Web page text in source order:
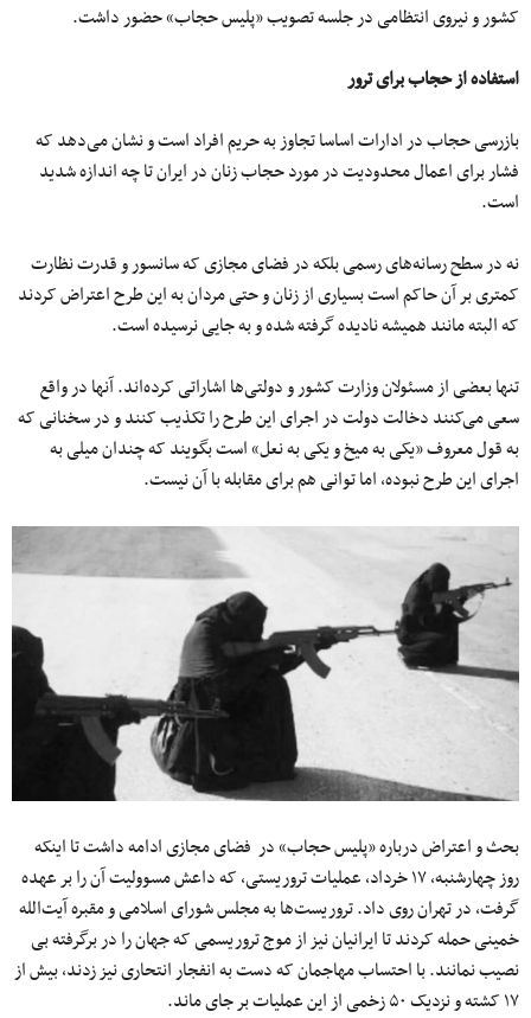
کشور و نیروی انتظامی در جلسه تصویب «پلیس حجاب» حضور داشت.
استفاده از حجاب برای ترور
بازرسی حجاب در ادارات اساسا تجاوز به حریم افراد است و نشان می‌دهد که
فشار برای اعمال محدودیت در مورد حجاب زنان در ایران تا چه اندازه شدید
است.
نه در سطح رسانه‌های رسمی بلکه در فضای مجازی که سانسور و قدرت نظارت
کمتری بر آن حاکم است بسیاری از زنان و حتی مردان به این طرح اعتراض کردند
که البته مانند همیشه نادیده گرفته شده و به جایی نرسیده است.
تنها بعضی از مسئولان وزارت کشور و دولتی‌ها اشاراتی کرده‌اند. آنها در واقع
سعی می‌کنند دخالت دولت در اجرای این طرح را تکذیب کنند و در سخنانی که
به قول معروف «یکی به میخ و یکی به نعل» است بگویند که چندان میلی به
اجرای این طرح نبوده، اما توانی هم برای مقابله با آن نیست.
بحث و اعتراض‌ درباره «پلیس حجاب» در فضای مجازی ادامه داشت تا اینکه
روز چهارشنبه، ۱۷ خرداد، عملیات تروریستی، که داعش مسوولیت آن را بر عهده
گرفت، در تهران روی داد. تروریست‌ها به مجلس شورای اسلامی و مقبره آیت‌الله
خمینی حمله کردند تا ایرانیان نیز از موج تروریسمی که جهان را در برگرفته بی
نصیب نمانند. با احتساب مهاجمان که دست به انفجار انتحاری نیز زدند، بیش از
۱۷ کشته و نزدیک ۵۰ زخمی از این عملیات بر جای ماند.